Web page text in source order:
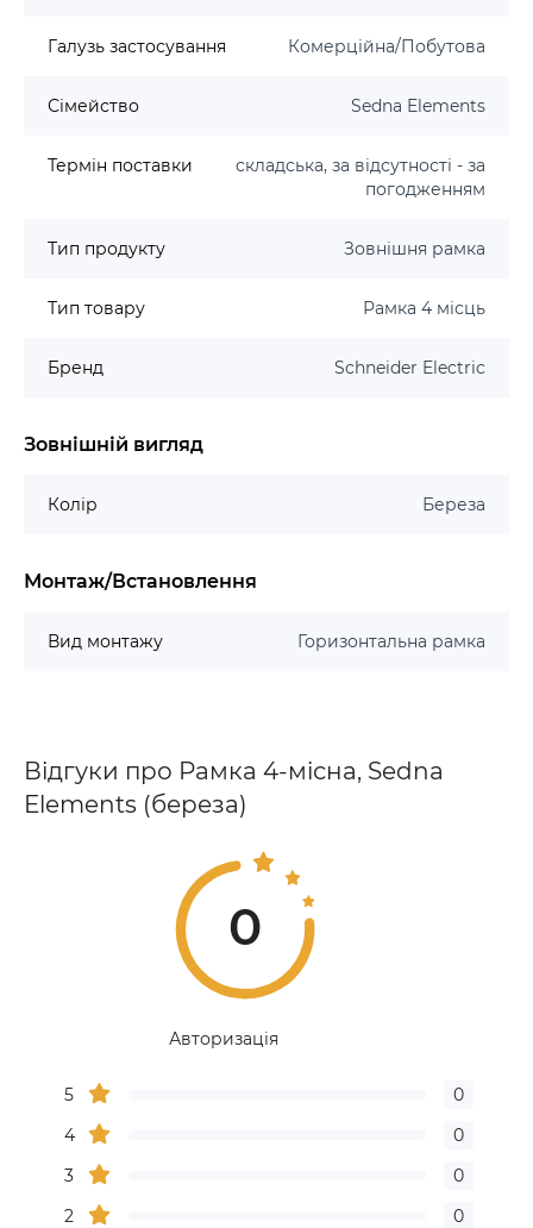
Галузь застосування Комерційна/Побутова
Сімейство Sedna Elements
Термін поставки
складська, за відсутності - за
погодженням
Тип продукту Зовнішня рамка
Тип товару Рамка 4 місць
Бренд Schneider Electric
Зовнішній вигляд
Колір Береза
Монтаж/Встановлення
Вид монтажу Горизонтальна рамка
Відгуки про Рамка 4-місна, Sedna
Elements (береза)
0
Авторизація
5
0
4
0
3
0
2
0